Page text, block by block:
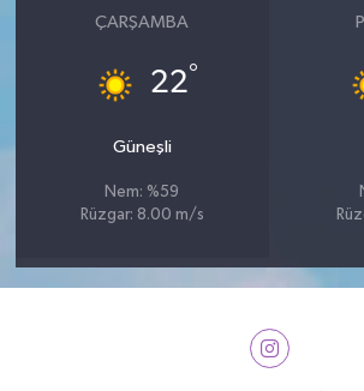
ÇARŞAMBA
22°
Güneşli
Nem: %59
Rüzgar: 8.00 m/s